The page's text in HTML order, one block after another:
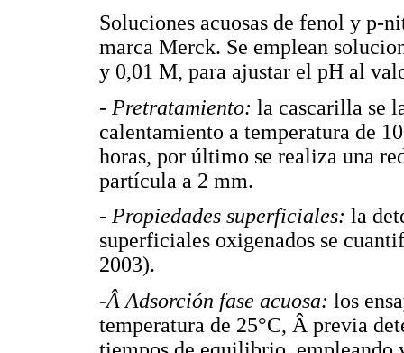
Soluciones acuosas de fenol y p-
marca Merck. Se emplean
y 0,01 M, para ajustar el pH al
- Pretratamiento: la cascarilla se
calentamiento a temperatura de
horas, por último se realiza una
partícula a 2 mm.
- Propiedades superficiales: la
superficiales oxigenados se
2003).
-Â Adsorción fase acuosa: los
temperatura de 25°C, Â previa